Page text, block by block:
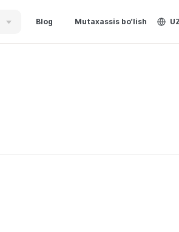
Blog Mutaxassis bo‘lish